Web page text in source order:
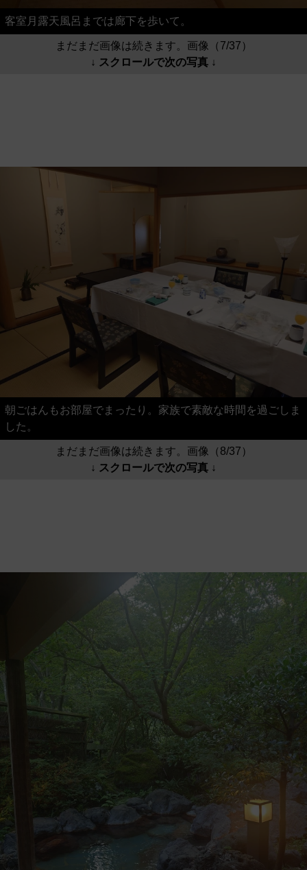
客室月露天風呂までは廊下を歩いて。
まだまだ画像は続きます。画像（7/37）
↓ スクロールで次の写真 ↓
朝ごはんもお部屋でまったり。家族で素敵な時間を過ごしま
した。
まだまだ画像は続きます。画像（8/37）
↓ スクロールで次の写真 ↓